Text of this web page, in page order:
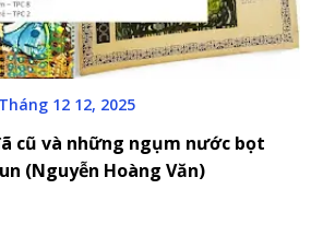
Tháng 12 12, 2025
cũ và những ngụm nước bọt
(Nguyễn Hoàng Văn)